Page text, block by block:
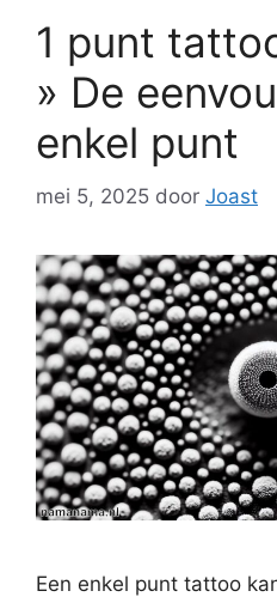
1 punt
» De
enkel punt
mei 5, 2025 door Joast
Een enkel punt tattoo